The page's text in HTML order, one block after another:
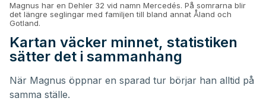
Magnus har en Dehler 32 vid namn Mercedés. På somrarna blir
det längre seglingar med familjen till bland annat Åland och
Gotland.
Kartan väcker minnet, statistiken
sätter det i sammanhang
När Magnus öppnar en sparad tur börjar han alltid på
samma ställe.